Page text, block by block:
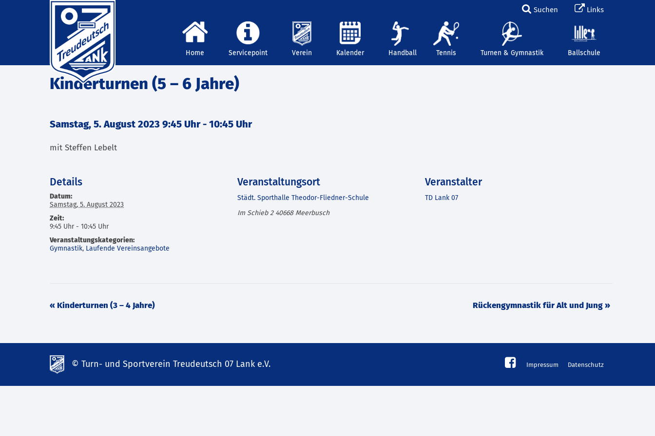
Suchen Links
Home Servicepoint Verein Kalender Handball Tennis Turnen & Gymnastik Ballschule
Kinderturnen (5 – 6 Jahre)
Samstag, 5. August 2023 9:45 Uhr- 10:45 Uhr
mit Steffen Lebelt
Details
Datum:
Samstag, 5. August 2023
Zeit:
9:45 Uhr - 10:45 Uhr
Veranstaltungskategorien:
Gymnastik, Laufende Vereinsangebote
Veranstaltungsort
Städt. Sporthalle Theodor-Fliedner-Schule
Im Schieb 2 40668 Meerbusch
Veranstalter
TD Lank 07
Veranstaltung
« Kinderturnen (3 – 4 Jahre) Rückengymnastik für Alt und Jung »
© Turn- und Sportverein Treudeutsch 07 Lank e.V. Impressum Datenschutz